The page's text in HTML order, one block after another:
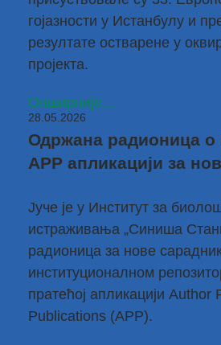
гојазности у Истанбулу и
резултате остварене у
пројекта.
Опширније...
28.05.2026
Одржана радионица о
APP апликацији за
Јуче је у Институт за
истраживања „Синиша
радионица за нове
институционалном
пратећој апликацији Author
Publications (APP).